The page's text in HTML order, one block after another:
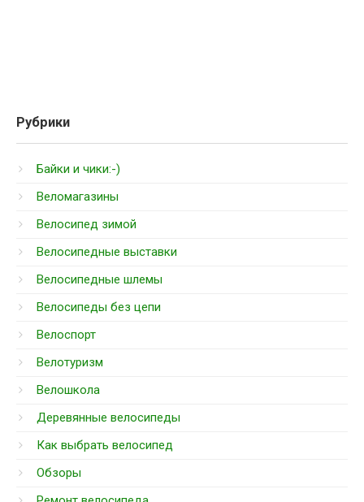
Рубрики
Байки и чики:-)
Веломагазины
Велосипед зимой
Велосипедные выставки
Велосипедные шлемы
Велосипеды без цепи
Велоспорт
Велотуризм
Велошкола
Деревянные велосипеды
Как выбрать велосипед
Обзоры